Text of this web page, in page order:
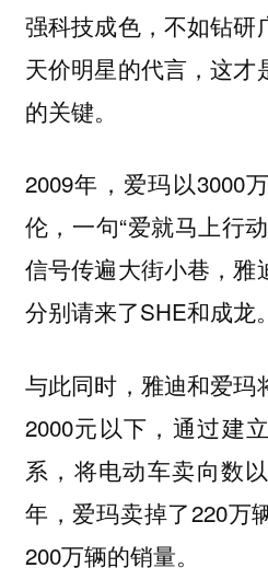
强科技成色，不如钻研
天价明星的代言，这才
的关键。
2009年，爱玛以3000
伦，一句“爱就马上行
信号传遍大街小巷，雅
分别请来了SHE和成龙。
与此同时，雅迪和爱玛
2000元以下，通过建
系，将电动车卖向数
年，爱玛卖掉了220万
200万辆的销量。